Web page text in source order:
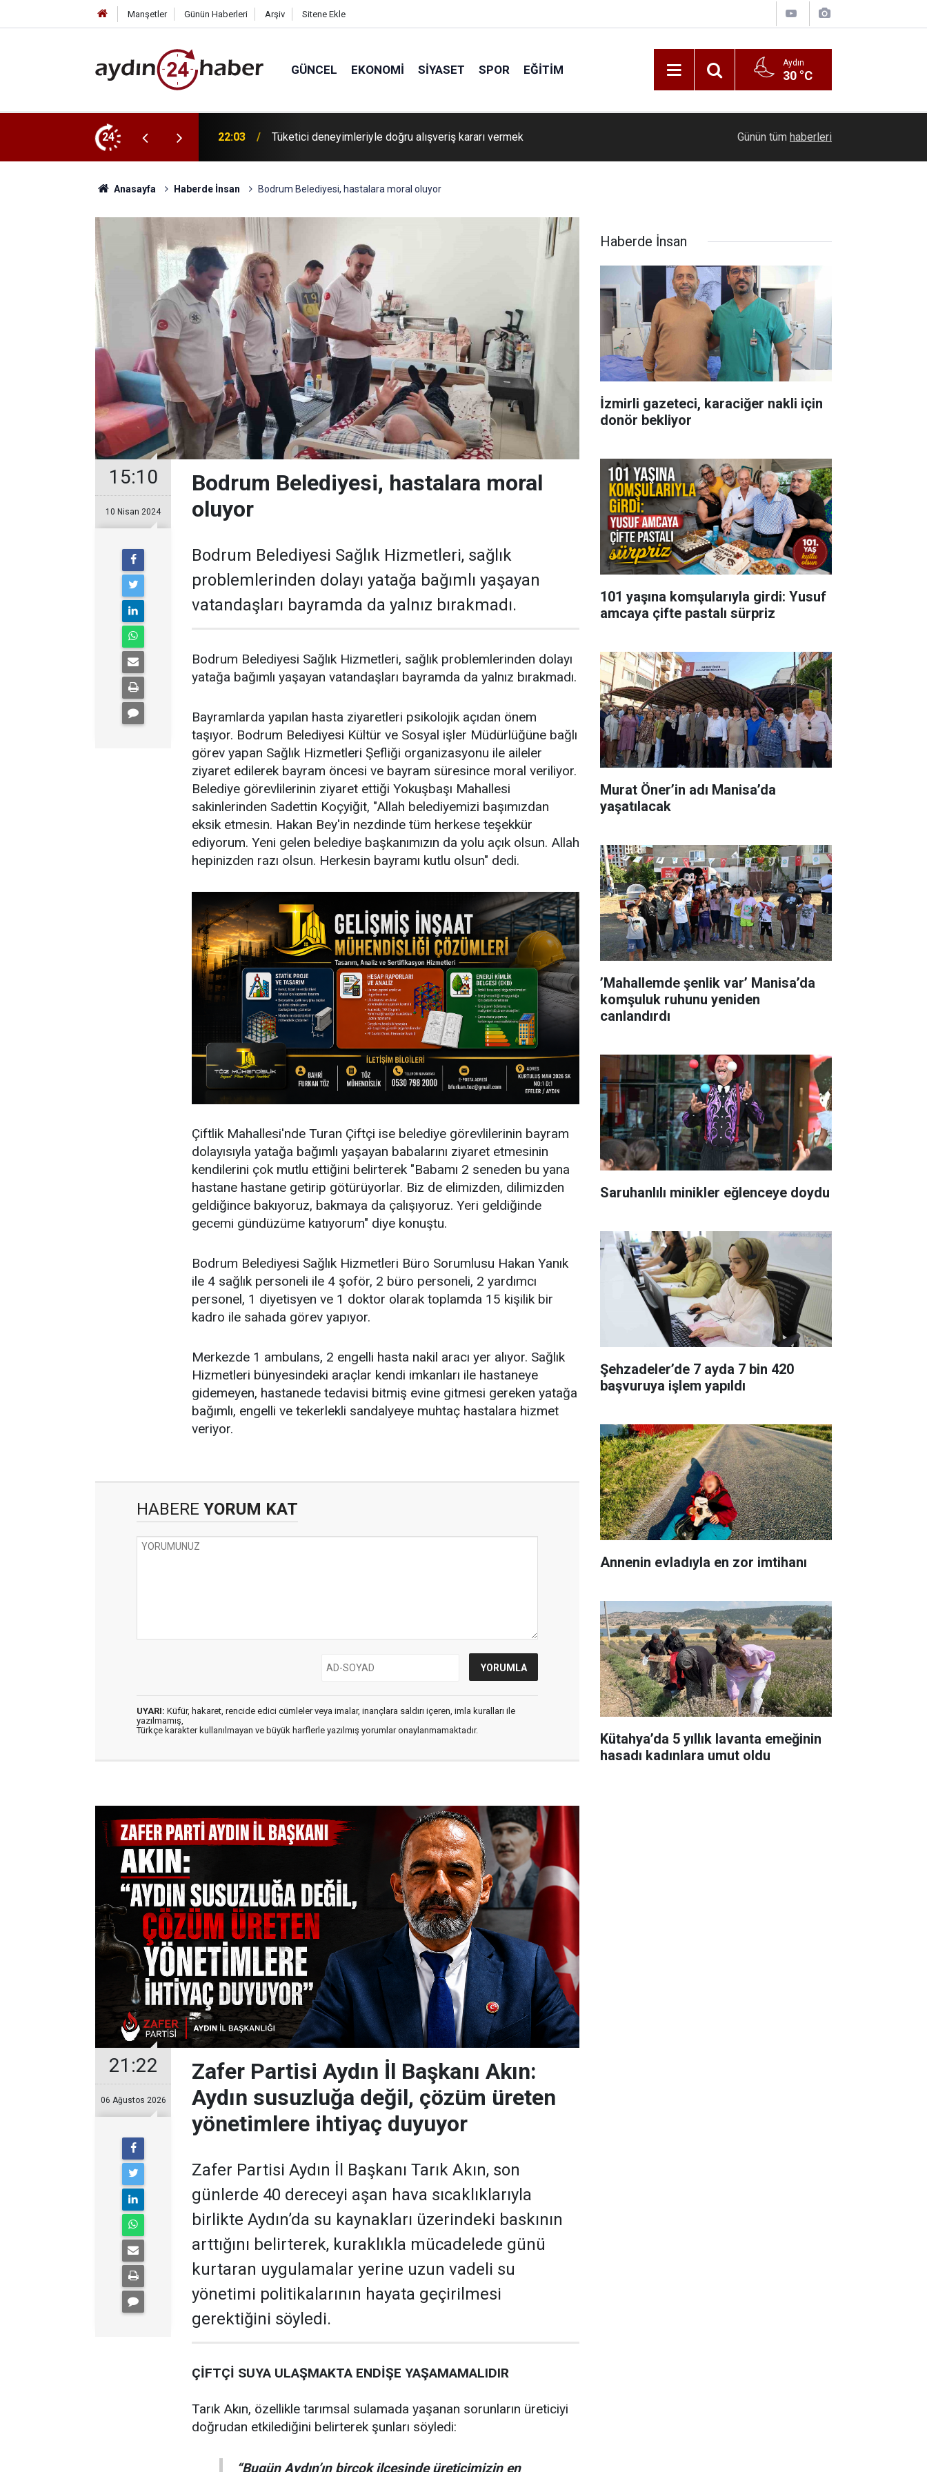
Manşetler Günün Haberleri Arşiv Sitene Ekle
GÜNCEL EKONOMI SIYASET SPOR EĞITIM Aydın
30 °C
24
kararı vermek 21:59 Malgaç’ta çakan ilk kıvılcım: Yörük Ese Efe’nin izinde İbrahim Murat Gündüz
yönetimlere ihtiyaç duyuyor
Günün tüm haberleri
Anasayfa Haberde İnsan Bodrum Belediyesi, hastalara moral oluyor
15:10
10 Nisan 2024
Bodrum Belediyesi, hastalara moral
oluyor
Bodrum Belediyesi Sağlık Hizmetleri, sağlık
problemlerinden dolayı yatağa bağımlı yaşayan
vatandaşları bayramda da yalnız bırakmadı.
Bodrum Belediyesi Sağlık Hizmetleri, sağlık problemlerinden dolayı
yatağa bağımlı yaşayan vatandaşları bayramda da yalnız bırakmadı.
Bayramlarda yapılan hasta ziyaretleri psikolojik açıdan önem
taşıyor. Bodrum Belediyesi Kültür ve Sosyal işler Müdürlüğüne bağlı
görev yapan Sağlık Hizmetleri Şefliği organizasyonu ile aileler
ziyaret edilerek bayram öncesi ve bayram süresince moral veriliyor.
Belediye görevlilerinin ziyaret ettiği Yokuşbaşı Mahallesi
sakinlerinden Sadettin Koçyiğit, "Allah belediyemizi başımızdan
eksik etmesin. Hakan Bey'in nezdinde tüm herkese teşekkür
ediyorum. Yeni gelen belediye başkanımızın da yolu açık olsun. Allah
hepinizden razı olsun. Herkesin bayramı kutlu olsun" dedi.
Çiftlik Mahallesi'nde Turan Çiftçi ise belediye görevlilerinin bayram
dolayısıyla yatağa bağımlı yaşayan babalarını ziyaret etmesinin
kendilerini çok mutlu ettiğini belirterek "Babamı 2 seneden bu yana
hastane hastane getirip götürüyorlar. Biz de elimizden, dilimizden
geldiğince bakıyoruz, bakmaya da çalışıyoruz. Yeri geldiğinde
gecemi gündüzüme katıyorum" diye konuştu.
Bodrum Belediyesi Sağlık Hizmetleri Büro Sorumlusu Hakan Yanık
ile 4 sağlık personeli ile 4 şoför, 2 büro personeli, 2 yardımcı
personel, 1 diyetisyen ve 1 doktor olarak toplamda 15 kişilik bir
kadro ile sahada görev yapıyor.
Merkezde 1 ambulans, 2 engelli hasta nakil aracı yer alıyor. Sağlık
Hizmetleri bünyesindeki araçlar kendi imkanları ile hastaneye
gidemeyen, hastanede tedavisi bitmiş evine gitmesi gereken yatağa
bağımlı, engelli ve tekerlekli sandalyeye muhtaç hastalara hizmet
veriyor.
HABERE YORUM KAT
UYARI: Küfür, hakaret, rencide edici cümleler veya imalar, inançlara saldırı içeren, imla kuralları ile
yazılmamış,
Türkçe karakter kullanılmayan ve büyük harflerle yazılmış yorumlar onaylanmamaktadır.
21:22
06 Ağustos 2026
Zafer Partisi Aydın İl Başkanı Akın:
Aydın susuzluğa değil, çözüm üreten
yönetimlere ihtiyaç duyuyor
Zafer Partisi Aydın İl Başkanı Tarık Akın, son
günlerde 40 dereceyi aşan hava sıcaklıklarıyla
birlikte Aydın’da su kaynakları üzerindeki baskının
arttığını belirterek, kuraklıkla mücadelede günü
kurtaran uygulamalar yerine uzun vadeli su
yönetimi politikalarının hayata geçirilmesi
gerektiğini söyledi.
ÇİFTÇİ SUYA ULAŞMAKTA ENDİŞE YAŞAMAMALIDIR
Tarık Akın, özellikle tarımsal sulamada yaşanan sorunların üreticiyi
doğrudan etkilediğini belirterek şunları söyledi:
“Bugün Aydın’ın birçok ilçesinde üreticimizin en
Haberde İnsan
İzmirli gazeteci, karaciğer nakli için
donör bekliyor
101 yaşına komşularıyla girdi: Yusuf
amcaya çifte pastalı sürpriz
Murat Öner’in adı Manisa’da
yaşatılacak
’Mahallemde şenlik var’ Manisa’da
komşuluk ruhunu yeniden
canlandırdı
Saruhanlılı minikler eğlenceye doydu
Şehzadeler’de 7 ayda 7 bin 420
başvuruya işlem yapıldı
Annenin evladıyla en zor imtihanı
Kütahya’da 5 yıllık lavanta emeğinin
hasadı kadınlara umut oldu